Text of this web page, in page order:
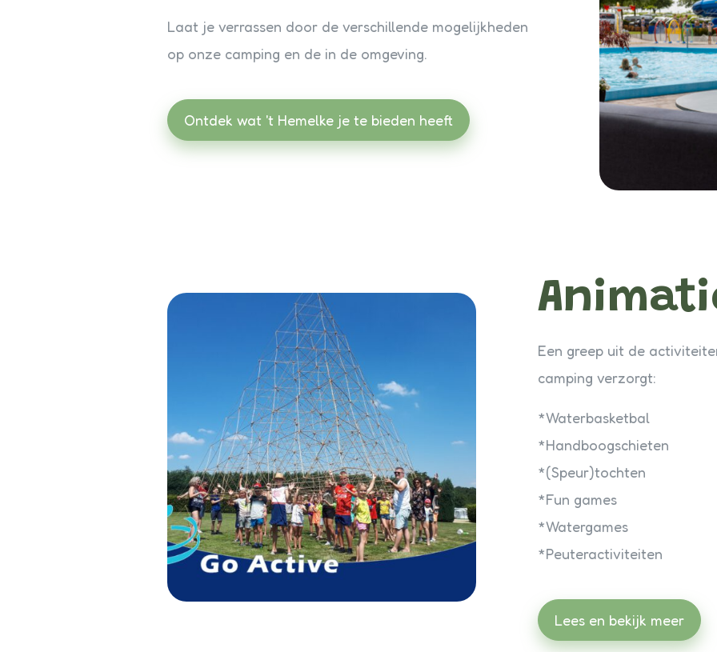
Laat je verrassen door de verschillende mogelijkheden
op onze camping en de in de omgeving.
Ontdek wat 't Hemelke je te bieden heeft
Een greep uit de
camping verzorgt:
*Waterbasketbal
*Handboogschieten
*(Speur)tochten
*Fun games
*Watergames
*Peuteractiviteiten
Lees en bekijk meer